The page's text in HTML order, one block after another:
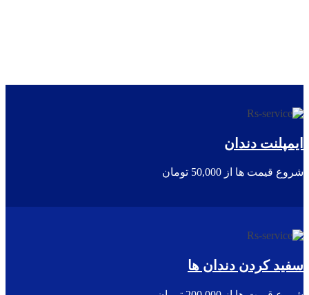
ایمپلنت دندان
شروع قیمت ها از 50,000 تومان
سفید کردن دندان ها